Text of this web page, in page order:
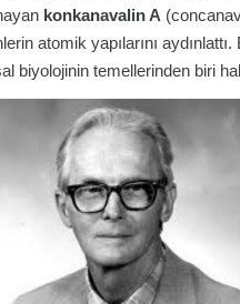
konkanavalin A
atomik yapılarını aydınlattı.
biyolojinin temellerinden biri